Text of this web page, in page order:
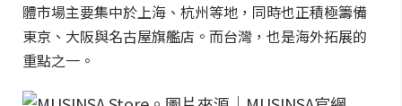
體市場主要集中於上海、杭州等地，同時也正積極籌備
東京、大阪與名古屋旗艦店。而台灣，也是海外拓展的
重點之一。